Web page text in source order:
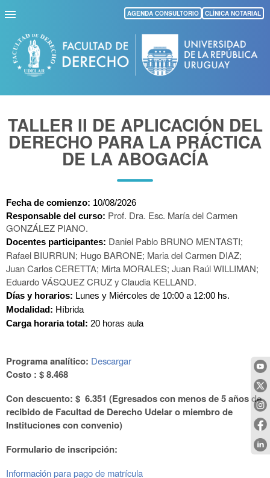
Pasar
al
contenido
principal
AGENDA CONSULTORIO CLÍNICA NOTARIAL
TALLER II DE APLICACIÓN DEL
DERECHO PARA LA PRÁCTICA
DE LA ABOGACÍA
Fecha de comienzo: 10/08/2026
Responsable del curso: Prof. Dra. Esc. María del Carmen
GONZÁLEZ PIANO.
Docentes participantes: Daniel Pablo BRUNO MENTASTI;
Rafael BIURRUN; Hugo BARONE; Maria del Carmen DIAZ;
Juan Carlos CERETTA; Mirta MORALES; Juan Raúl WILLIMAN;
Eduardo VÁSQUEZ CRUZ y Claudia KELLAND.
Días y horarios: Lunes y Miércoles de 10:00 a 12:00 hs.
Modalidad: Híbrida
Carga horaria total: 20 horas aula
Programa analítico: Descargar
Costo : $ 8.468
Con descuento: $ 6.351 (Egresados con menos de 5 años de
recibido de Facultad de Derecho Udelar o miembro de
Instituciones con convenio)
Formulario de inscripción:
Información para pago de matrícula